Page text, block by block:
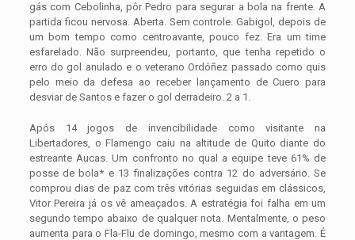
gás com Cebolinha, pôr Pedro para segurar a bola na frente. A
partida ficou nervosa. Aberta. Sem controle. Gabigol, depois de
um bom tempo como centroavante, pouco fez. Era um time
esfarelado. Não surpreendeu, portanto, que tenha repetido o
erro do gol anulado e o veterano Ordóñez passado como quis
pelo meio da defesa ao receber lançamento de Cuero para
desviar de Santos e fazer o gol derradeiro. 2 a 1.
Após 14 jogos de invencibilidade como visitante na
Libertadores, o Flamengo caiu na altitude de Quito diante do
estreante Aucas. Um confronto no qual a equipe teve 61% de
posse de bola* e 13 finalizações contra 12 do adversário. Se
comprou dias de paz com três vitórias seguidas em clássicos,
Vitor Pereira já os vê ameaçados. A estratégia foi falha em um
segundo tempo abaixo de qualquer nota. Mentalmente, o peso
aumenta para o Fla-Flu de domingo, mesmo com a vantagem. É